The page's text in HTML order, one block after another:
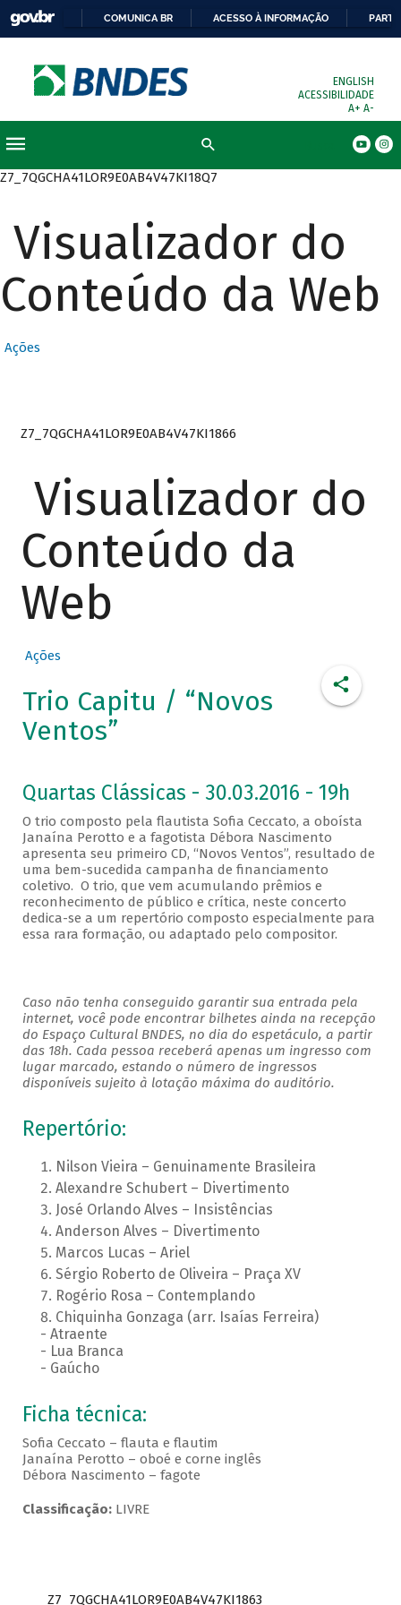
COMUNICA BR ACESSO À INFORMAÇÃO
ENGLISH
ACESSIBILIDADE
A+ A-
Z7_7QGCHA41LOR9E0AB4V47KI18Q7
Visualizador do
Conteúdo da Web
Ações
Z7_7QGCHA41LOR9E0AB4V47KI1866
Visualizador do
Conteúdo da
Web
Ações
Trio Capitu / “Novos
Ventos”
Quartas Clássicas - 30.03.2016 - 19h
O trio composto pela flautista Sofia Ceccato, a oboísta
Janaína Perotto e a fagotista Débora Nascimento
apresenta seu primeiro CD, “Novos Ventos”, resultado de
uma bem-sucedida campanha de financiamento
coletivo. O trio, que vem acumulando prêmios e
reconhecimento de público e crítica, neste concerto
dedica-se a um repertório composto especialmente para
essa rara formação, ou adaptado pelo compositor.
Caso não tenha conseguido garantir sua entrada pela
internet, você pode encontrar bilhetes ainda na recepção
do Espaço Cultural BNDES, no dia do espetáculo, a partir
das 18h. Cada pessoa receberá apenas um ingresso com
lugar marcado, estando o número de ingressos
disponíveis sujeito à lotação máxima do auditório.
Repertório:
Nilson Vieira – Genuinamente Brasileira
Alexandre Schubert – Divertimento
José Orlando Alves – Insistências
Anderson Alves – Divertimento
Marcos Lucas – Ariel
Sérgio Roberto de Oliveira – Praça XV
Rogério Rosa – Contemplando
Chiquinha Gonzaga (arr. Isaías Ferreira)
- Atraente
- Lua Branca
- Gaúcho
Ficha técnica:
Sofia Ceccato – flauta e flautim
Janaína Perotto – oboé e corne inglês
Débora Nascimento – fagote
Classificação:LIVRE
Z7_7QGCHA41LOR9E0AB4V47KI1863